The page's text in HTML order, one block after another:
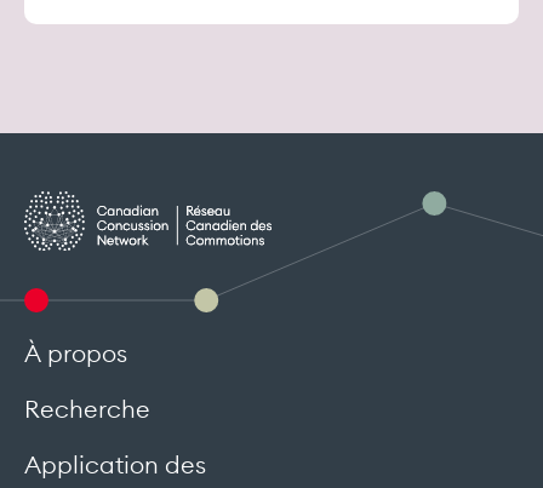
À propos
Recherche
Application des